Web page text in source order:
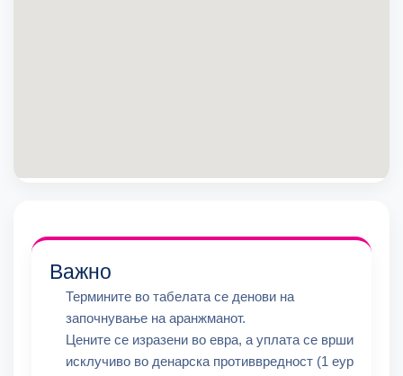
Важно
Термините во табелата се денови на
започнување на аранжманот.
Цените се изразени во евра, а уплата се врши
исклучиво во денарска противвредност (1 еур